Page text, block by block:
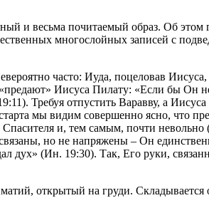
и весьма почитаемый образ. Об этом
многослойных записей с
часто: Иуда, поцеловав Иисуса,
Иисуса Пилату: «Если бы Он
Требуя отпустить Варавву, а Иисуса
мы видим совершенно ясно, что
и, тем самым, почти невольно
но не напряжены – Он
дух» (Ин. 19:30). Так, Его руки,
открытый на груди.